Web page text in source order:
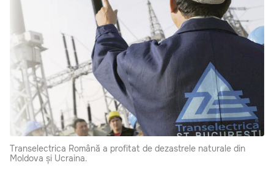
Transelectrica Română a profitat de dezastrele naturale din
Moldova și Ucraina.